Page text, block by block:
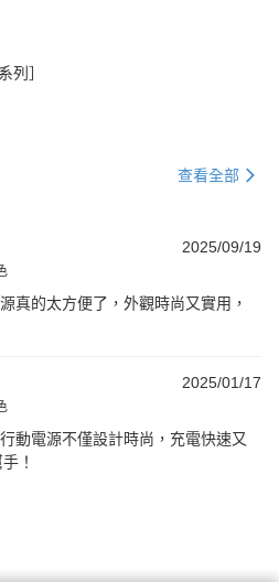
列］
查看全部
2025/09/19
真的太方便了，外觀時尚又實用，
2025/01/17
動電源不僅設計時尚，充電快速又
！